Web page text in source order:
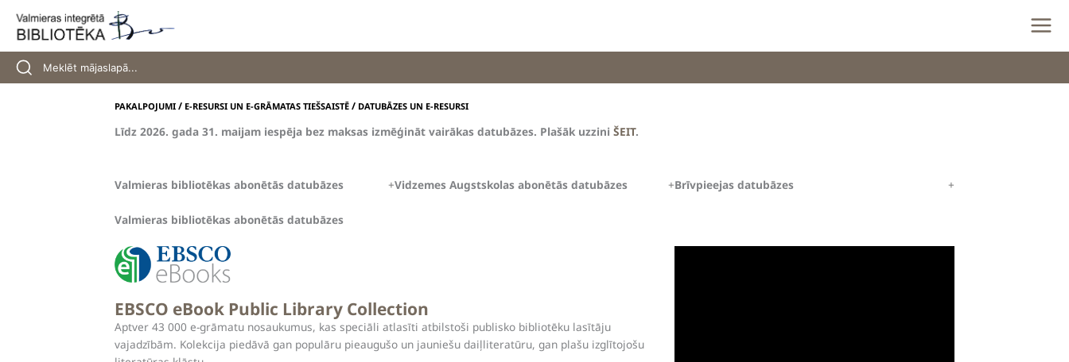
content
PAKALPOJUMI / E-RESURSI UN E-GRĀMATAS TIEŠSAISTĒ / DATUBĀZES UN E-RESURSI
Līdz 2026. gada 31. maijam iespēja bez maksas izmēģināt vairākas datubāzes. Plašāk uzziniŠEIT.
Valmieras bibliotēkas abonētās datubāzes Vidzemes Augstskolas abonētās datubāzes Brīvpieejas datubāzes
Valmieras bibliotēkas abonētās datubāzes
EBSCO eBook Public Library Collection
Aptver 43 000 e-grāmatu nosaukumus, kas speciāli atlasīti atbilstoši publisko bibliotēku lasītāju
vajadzībām. Kolekcija piedāvā gan populāru pieaugušo un jauniešu daiļliteratūru, gan plašu izglītojošu